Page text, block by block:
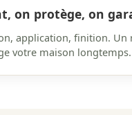
on protège, on
application, finition. Un
votre maison longtemps.